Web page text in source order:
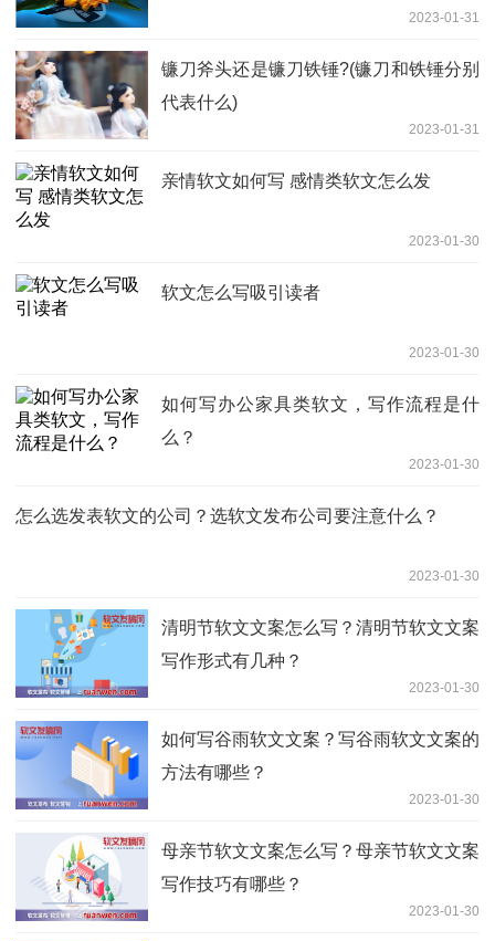
2023-01-31
镰刀斧头还是镰刀铁锤?(镰刀和铁锤分别
代表什么)
2023-01-31
亲情软文如何写 感情类软文怎么发
2023-01-30
软文怎么写吸引读者
2023-01-30
如何写办公家具类软文，写作流程是什
么？
2023-01-30
怎么选发表软文的公司？选软文发布公司要注意什么？
2023-01-30
清明节软文文案怎么写？清明节软文文案
写作形式有几种？
2023-01-30
如何写谷雨软文文案？写谷雨软文文案的
方法有哪些？
2023-01-30
母亲节软文文案怎么写？母亲节软文文案
写作技巧有哪些？
2023-01-30